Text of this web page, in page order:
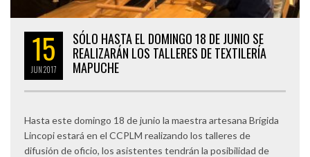
15
JUN2017
SÓLO HASTA EL DOMINGO 18 DE JUNIO SE
REALIZARÁN LOS TALLERES DE TEXTILERÍA
MAPUCHE
Hasta este domingo 18 de junio la maestra artesana Brígida
Lincopi estará en el CCPLM realizando los talleres de
difusión de oficio, los asistentes tendrán la posibilidad de